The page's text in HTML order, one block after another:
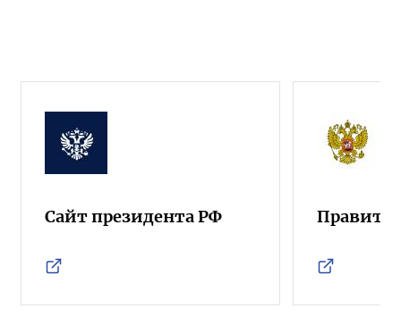
Сайт президента РФ